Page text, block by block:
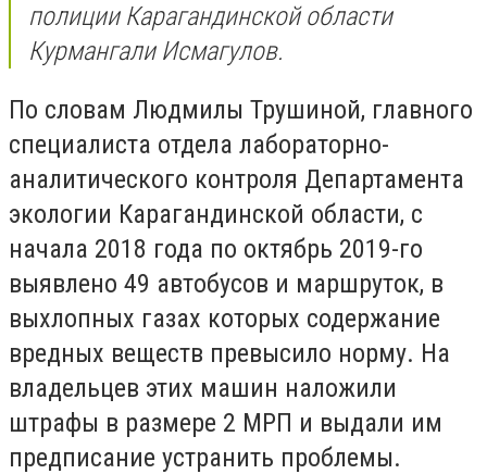
полиции Карагандинской области
Курмангали Исмагулов.
По словам Людмилы Трушиной, главного
специалиста отдела лабораторно-
аналитического контроля Департамента
экологии Карагандинской области, с
начала 2018 года по октябрь 2019-го
выявлено 49 автобусов и маршруток, в
выхлопных газах которых содержание
вредных веществ превысило норму. На
владельцев этих машин наложили
штрафы в размере 2 МРП и выдали им
предписание устранить проблемы.